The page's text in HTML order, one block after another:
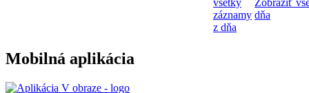
všetky
záznamy
z dňa
Zobraziť
dňa
Mobilná aplikácia